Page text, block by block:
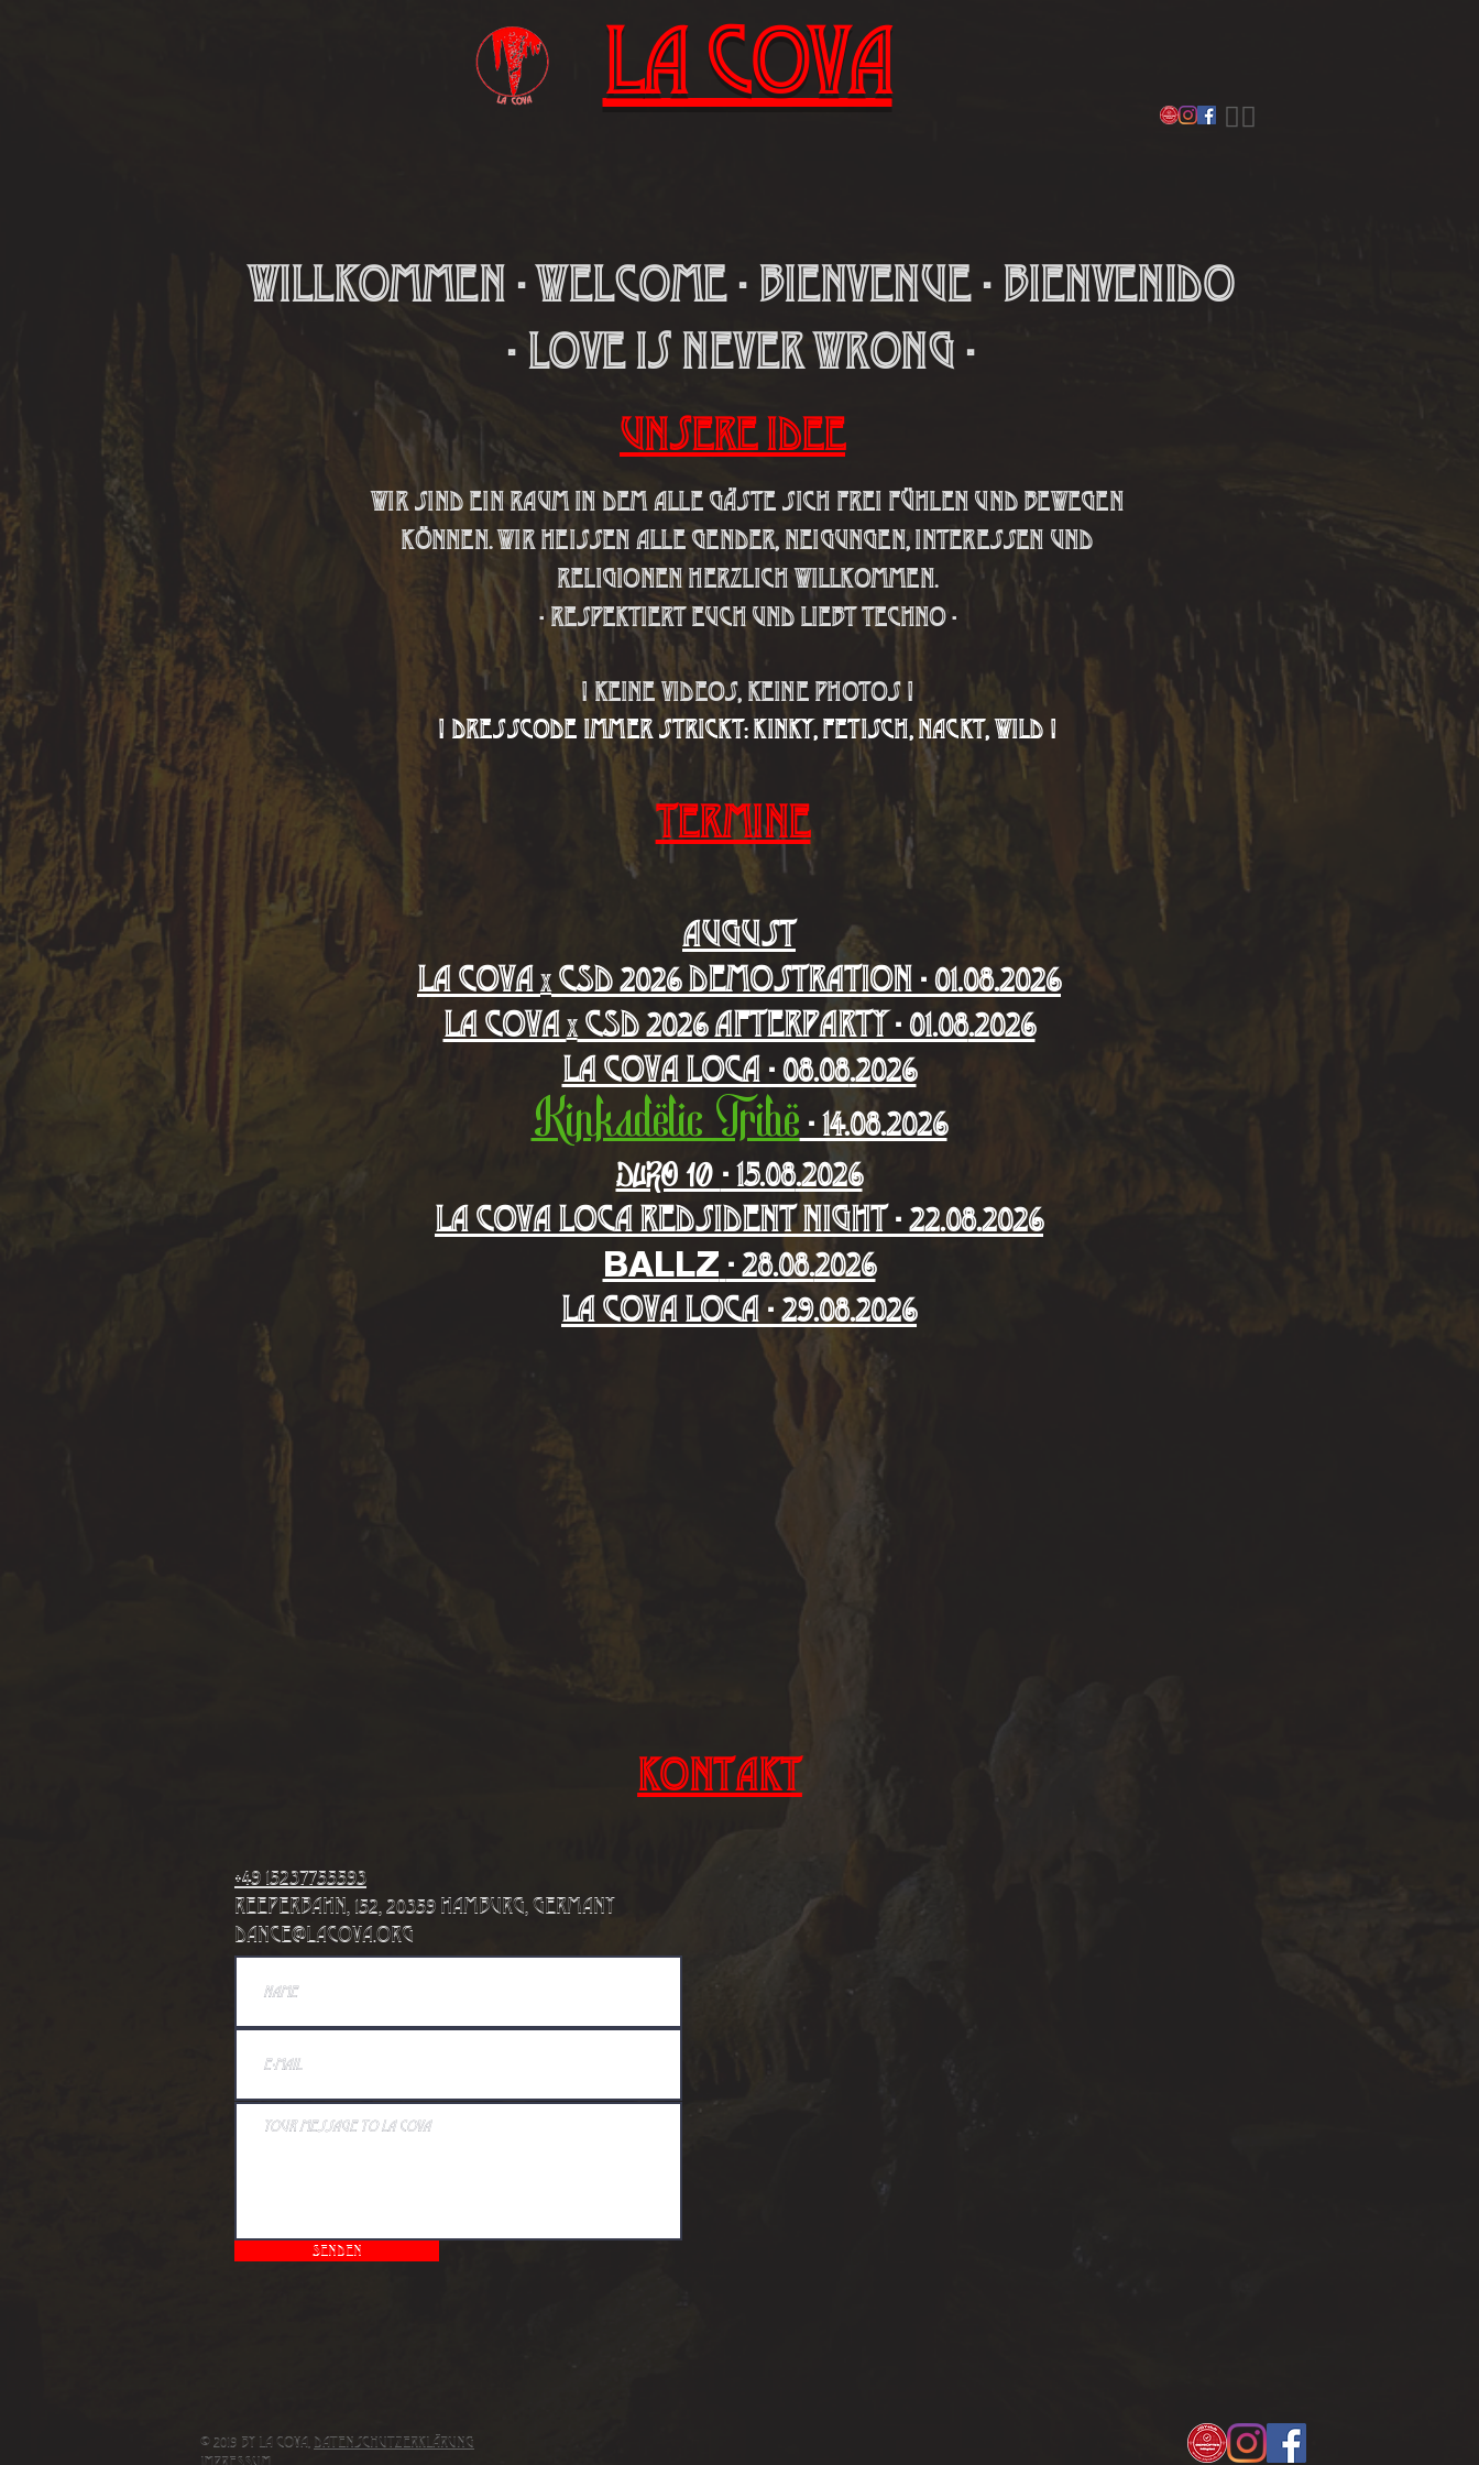
LA Cova
​🏳️‍🌈
Willkommen - Welcome - Bienvenue - Bienvenido
- Love is never wrong -
Unsere Idee
Wir sind einRaum in dem alle Gäste sich frei fühlen und bewegen
können. Wir heissen alle Gender, Neigungen, Interessen und
Religionen herzlich willkommen.
- Respektiert euch und liebt Techno -
! keine Videos, Keine Photos !
! Dresscode immer strickt: Kinky, fetisch,nackt, wild !
Termine
August
La Cova x CSD 2026 Demostration - 01.08.2026
La Cova xCSD 2026 Afterparty - 01.08.2026
La Cova Loca - 08.08.2026
Kinkadelic Tribe - 14.08.2026
DURO 10 - 15.08.2026
La Cova LocaRedsident night- 22.08.2026
BALLZ - 28.08.2026
La Cova Loca - 29.08.2026
Kontakt
+49 15237755593
Reeperbahn, 152, 20359 Hamburg, Germany
dance@lacova.org
Senden
© 2019 by La Cova, Datenschutzerklärung